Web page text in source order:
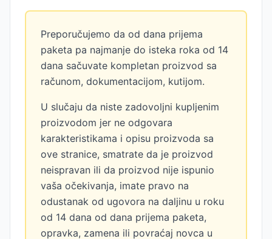
Preporučujemo da od dana prijema
paketa pa najmanje do isteka roka od 14
dana sačuvate kompletan proizvod sa
računom, dokumentacijom, kutijom.
U slučaju da niste zadovoljni kupljenim
proizvodom jer ne odgovara
karakteristikama i opisu proizvoda sa
ove stranice, smatrate da je proizvod
neispravan ili da proizvod nije ispunio
vaša očekivanja, imate pravo na
odustanak od ugovora na daljinu u roku
od 14 dana od dana prijema paketa,
opravka, zamena ili povraćaj novca u